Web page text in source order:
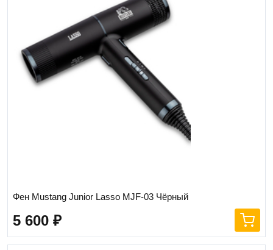
Фен Mustang Junior Lasso MJF-03 Чёрный
5 600 ₽